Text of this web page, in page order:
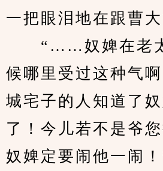
一把眼泪地在跟曹大
“……奴婢在老太
候哪里受过这种气
城宅子的人知道了
了！今儿若不是爷您
奴婢定要闹他一闹！